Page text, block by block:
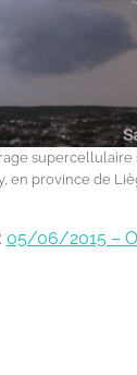
supercellulaire
en province de
05/06/2015 –